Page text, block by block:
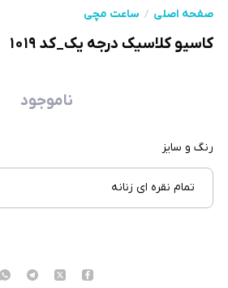
صفحه اصلی ساعت مچی
کاسیو کلاسیک درجه یک_کد ۱۰۱۹
ناموجود
رنگ و سایز
تمام نقره ای زنانه